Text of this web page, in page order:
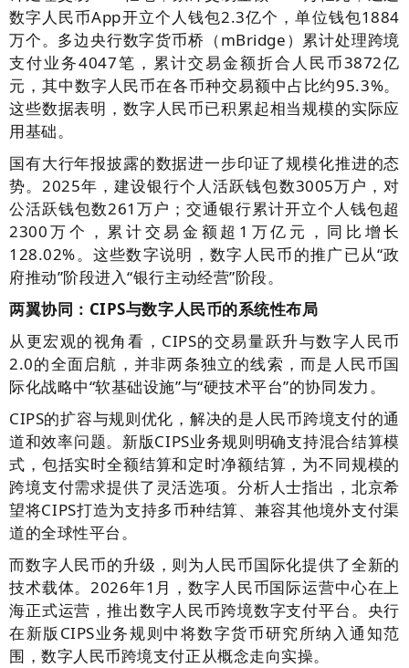
数字人民币App开立个人钱包2.3亿个，单位钱包1884
万个。多边央行数字货币桥（mBridge）累计处理跨境
支付业务4047笔，累计交易金额折合人民币3872亿
元，其中数字人民币在各币种交易额中占比约95.3%。
这些数据表明，数字人民币已积累起相当规模的实际应
用基础。
国有大行年报披露的数据进一步印证了规模化推进的态
势。2025年，建设银行个人活跃钱包数3005万户，对
公活跃钱包数261万户；交通银行累计开立个人钱包超
2300万个，累计交易金额超1万亿元，同比增长
128.02%。这些数字说明，数字人民币的推广已从“政
府推动”阶段进入“银行主动经营”阶段。
两翼协同：CIPS与数字人民币的系统性布局
从更宏观的视角看，CIPS的交易量跃升与数字人民币
2.0的全面启航，并非两条独立的线索，而是人民币国
际化战略中“软基础设施”与“硬技术平台”的协同发力。
CIPS的扩容与规则优化，解决的是人民币跨境支付的通
道和效率问题。新版CIPS业务规则明确支持混合结算模
式，包括实时全额结算和定时净额结算，为不同规模的
跨境支付需求提供了灵活选项。分析人士指出，北京希
望将CIPS打造为支持多币种结算、兼容其他境外支付渠
道的全球性平台。
而数字人民币的升级，则为人民币国际化提供了全新的
技术载体。2026年1月，数字人民币国际运营中心在上
海正式运营，推出数字人民币跨境数字支付平台。央行
在新版CIPS业务规则中将数字货币研究所纳入通知范
围，数字人民币跨境支付正从概念走向实操。